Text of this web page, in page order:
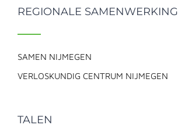
REGIONALE SAMENWERKING
SAMEN NIJMEGEN
VERLOSKUNDIG CENTRUM NIJMEGEN
TALEN